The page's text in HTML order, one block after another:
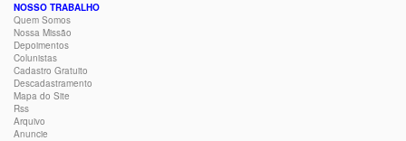
NOSSO TRABALHO
Quem Somos
Nossa Missão
Depoimentos
Colunistas
Cadastro Gratuito
Descadastramento
Mapa do Site
Rss
Arquivo
Anuncie